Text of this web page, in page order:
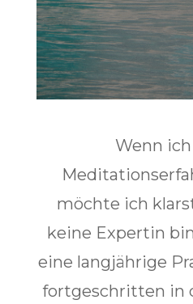
Wenn
möchte ich
keine Expertin
eine langjährige
fortgeschritten in